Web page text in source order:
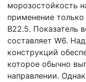
морозостойкость
применение
В22.5. Показатель
составляет W6.
конструкций
которое обычно
направлении.